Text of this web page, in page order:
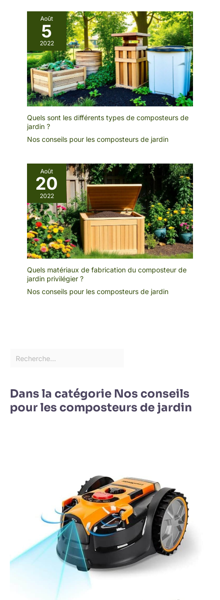
Août
5
2022
Quels sont les différents types de composteurs de
jardin ?
Nos conseils pour les composteurs de jardin
Août
20
2022
Quels matériaux de fabrication du composteur de
jardin privilégier ?
Nos conseils pour les composteurs de jardin
Dans la catégorie Nos conseils
pour les composteurs de jardin